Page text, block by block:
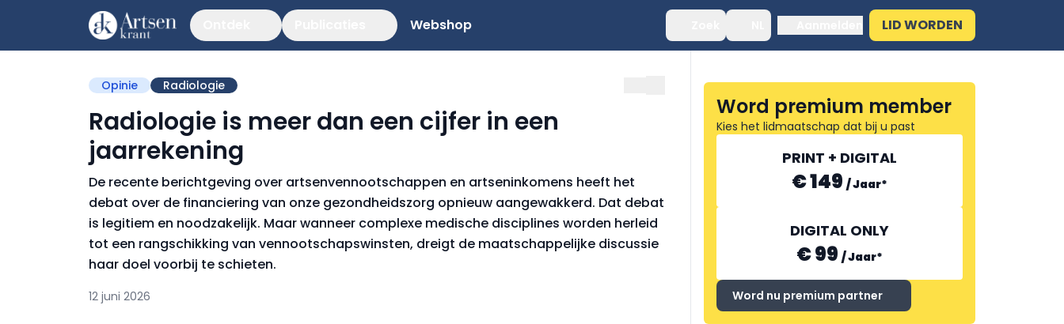
Webshop LID WORDEN
Opinie Radiologie
Radiologie is meer dan een cijfer in een
jaarrekening
De recente berichtgeving over artsenvennootschappen en artseninkomens heeft het
debat over de financiering van onze gezondheidszorg opnieuw aangewakkerd. Dat debat
is legitiem en noodzakelijk. Maar wanneer complexe medische disciplines worden herleid
tot een rangschikking van vennootschapswinsten, dreigt de maatschappelijke discussie
haar doel voorbij te schieten.
12 juni 2026
Word premium member
Kies het lidmaatschap dat bij u past
PRINT + DIGITAL
€ 149 /Jaar*
DIGITAL ONLY
€ 99 /Jaar*
Word nu premium partner